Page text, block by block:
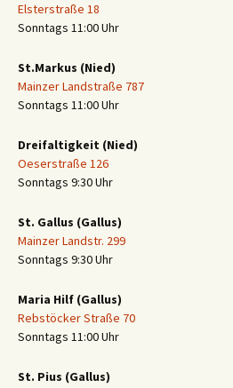
Elsterstraße 18
Sonntags 11:00 Uhr
St.Markus (Nied)
Mainzer Landstraße 787
Sonntags 11:00 Uhr
Dreifaltigkeit (Nied)
Oeserstraße 126
Sonntags 9:30 Uhr
St. Gallus (Gallus)
Mainzer Landstr. 299
Sonntags 9:30 Uhr
Maria Hilf (Gallus)
Rebstöcker Straße 70
Sonntags 11:00 Uhr
St. Pius (Gallus)